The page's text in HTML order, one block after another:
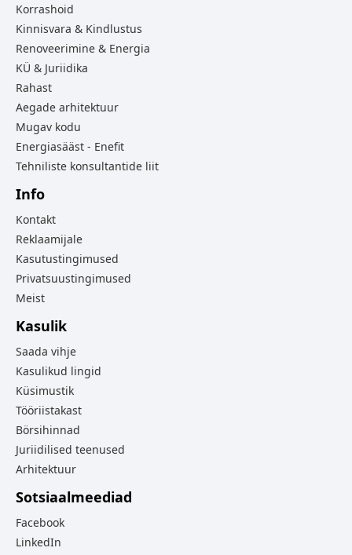
Korrashoid
Kinnisvara & Kindlustus
Renoveerimine & Energia
KÜ & Juriidika
Rahast
Aegade arhitektuur
Mugav kodu
Energiasääst - Enefit
Tehniliste konsultantide liit
Info
Kontakt
Reklaamijale
Kasutustingimused
Privatsuustingimused
Meist
Kasulik
Saada vihje
Kasulikud lingid
Küsimustik
Tööriistakast
Börsihinnad
Juriidilised teenused
Arhitektuur
Sotsiaalmeediad
Facebook
LinkedIn